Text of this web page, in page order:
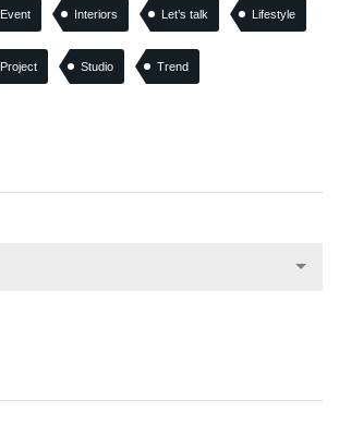
Event Interiors Let’s talk Lifestyle
Project Studio Trend